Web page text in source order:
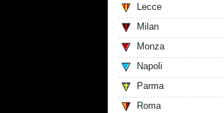
Lecce
Milan
Monza
Napoli
Parma
Roma